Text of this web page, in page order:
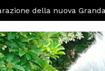
della nuova Granda